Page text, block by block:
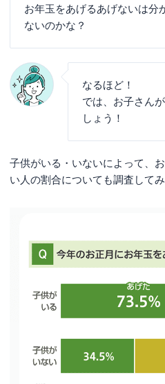
お年玉をあげるあげないは分
ないのかな？
なるほど！
では、お子さん
しょう！
子供がいる・いないによって、
い人の割合についても調査してみ